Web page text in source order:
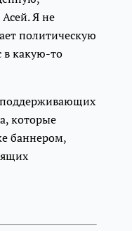
Я не
политическую
в какую-то
поддерживающих
которые
баннером,